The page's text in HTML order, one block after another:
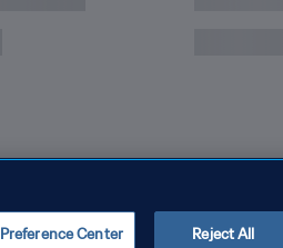
Preference Center Reject All